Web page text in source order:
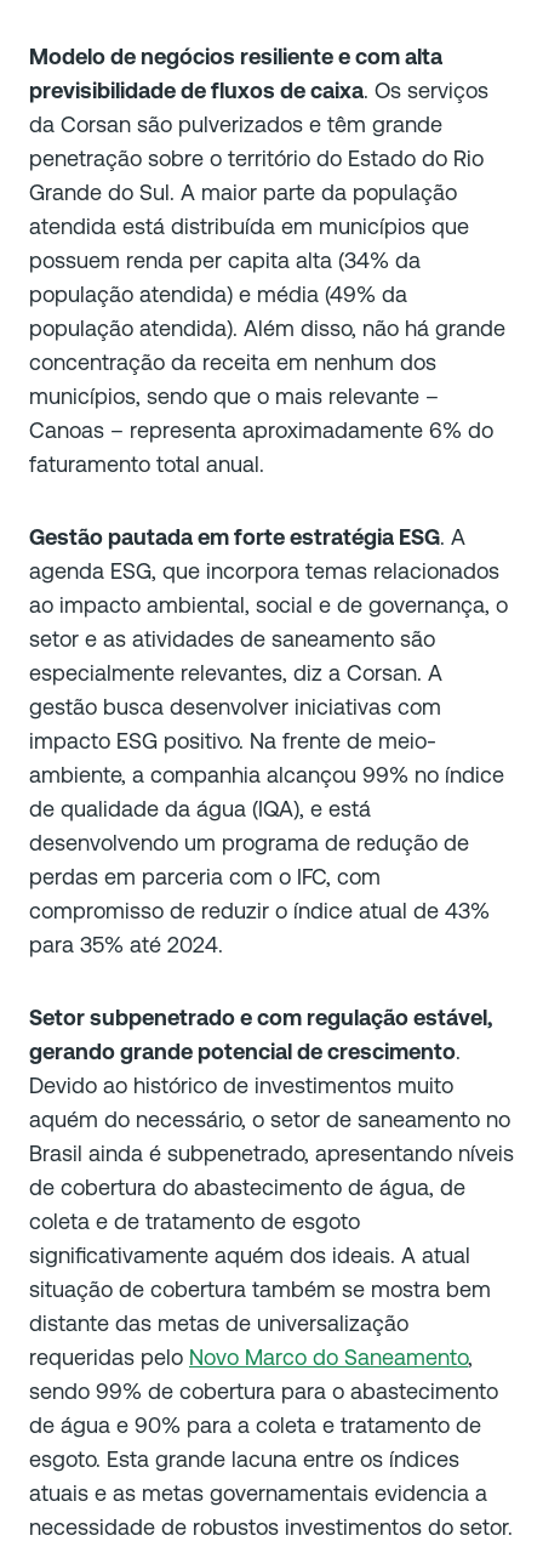
Modelo de negócios resiliente e com alta
previsibilidade de fluxos de caixa. Os serviços
da Corsan são pulverizados e têm grande
penetração sobre o território do Estado do Rio
Grande do Sul. A maior parte da população
atendida está distribuída em municípios que
possuem renda per capita alta (34% da
população atendida) e média (49% da
população atendida). Além disso, não há grande
concentração da receita em nenhum dos
municípios, sendo que o mais relevante –
Canoas – representa aproximadamente 6% do
faturamento total anual.
Gestão pautada em forte estratégia ESG. A
agenda ESG, que incorpora temas relacionados
ao impacto ambiental, social e de governança, o
setor e as atividades de saneamento são
especialmente relevantes, diz a Corsan. A
gestão busca desenvolver iniciativas com
impacto ESG positivo. Na frente de meio-
ambiente, a companhia alcançou 99% no índice
de qualidade da água (IQA), e está
desenvolvendo um programa de redução de
perdas em parceria com o IFC, com
compromisso de reduzir o índice atual de 43%
para 35% até 2024.
Setor subpenetrado e com regulação estável,
gerando grande potencial de crescimento.
Devido ao histórico de investimentos muito
aquém do necessário, o setor de saneamento no
Brasil ainda é subpenetrado, apresentando níveis
de cobertura do abastecimento de água, de
coleta e de tratamento de esgoto
significativamente aquém dos ideais. A atual
situação de cobertura também se mostra bem
distante das metas de universalização
requeridas pelo Novo Marco do Saneamento,
sendo 99% de cobertura para o abastecimento
de água e 90% para a coleta e tratamento de
esgoto. Esta grande lacuna entre os índices
atuais e as metas governamentais evidencia a
necessidade de robustos investimentos do setor.